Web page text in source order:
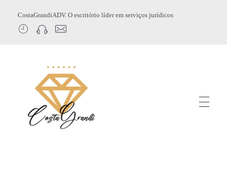
CostaGrandiADV. O escritório líder em serviços jurídicos